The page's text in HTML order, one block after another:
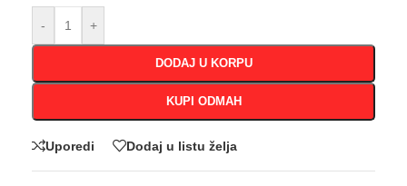
- +
DODAJ U KORPU
KUPI ODMAH
Uporedi Dodaj u listu želja